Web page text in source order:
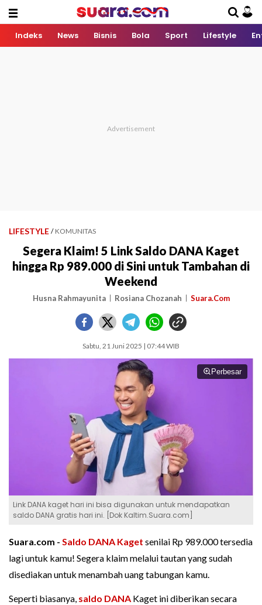
Indeks News Bisnis Bola Sport Lifestyle
LIFESTYLE / KOMUNITAS
Segera Klaim! 5 Link Saldo DANA Kaget
hingga Rp 989.000 di Sini untuk Tambahan di
Weekend
Husna Rahmayunita Rosiana Chozanah Suara.Com
Sabtu, 21 Juni 2025 | 07:44 WIB
Perbesar
Link DANA kaget hari ini bisa digunakan untuk mendapatkan
saldo DANA gratis hari ini. [Dok Kaltim.Suara.com]
Suara.com - Saldo DANA Kaget senilai Rp 989.000 tersedia
lagi untuk kamu! Segera klaim melalui tautan yang sudah
disediakan untuk menambah uang tabungan kamu.
Seperti biasanya, saldo DANA Kaget ini diberikan secara